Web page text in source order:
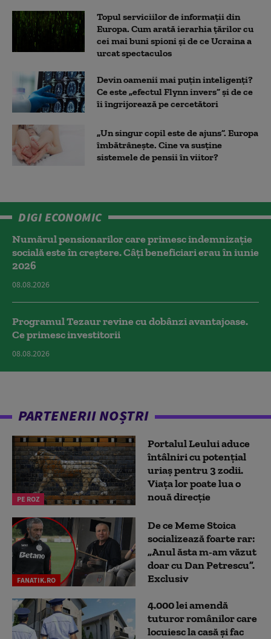
Topul serviciilor de informații din
Europa. Cum arată ierarhia țărilor cu
cei mai buni spioni și de ce Ucraina a
urcat spectaculos
Devin oamenii mai puțin inteligenți?
Ce este „efectul Flynn invers” și de ce
îi îngrijorează pe cercetători
„Un singur copil este de ajuns”. Europa
îmbătrânește. Cine va susține
sistemele de pensii în viitor?
DIGI ECONOMIC
Numărul pensionarilor care primesc indemnizaţie
socială este în creștere. Câți beneficiari erau în iunie
2026
08.08.2026
Programul Tezaur revine cu dobânzi avantajoase.
Ce primesc investitorii
08.08.2026
PARTENERII NOȘTRI
PE ROZ
Portalul Leului aduce
întâlniri cu potențial
uriaș pentru 3 zodii.
Viața lor poate lua o
nouă direcție
FANATIK.RO
De ce Meme Stoica
socializează foarte rar:
„Anul ăsta m-am văzut
doar cu Dan Petrescu”.
Exclusiv
4.000 lei amendă
tuturor românilor care
locuiesc la casă și fac